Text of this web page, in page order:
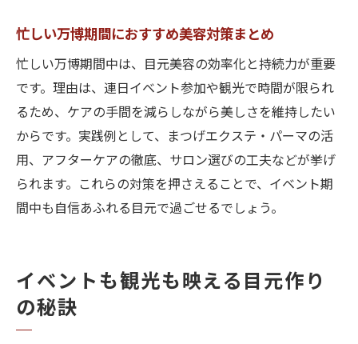
忙しい万博期間におすすめ美容対策まとめ
忙しい万博期間中は、目元美容の効率化と持続力が重要
です。理由は、連日イベント参加や観光で時間が限られ
るため、ケアの手間を減らしながら美しさを維持したい
からです。実践例として、まつげエクステ・パーマの活
用、アフターケアの徹底、サロン選びの工夫などが挙げ
られます。これらの対策を押さえることで、イベント期
間中も自信あふれる目元で過ごせるでしょう。
イベントも観光も映える目元作り
の秘訣